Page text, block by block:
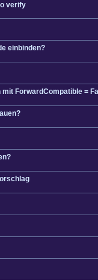
verify
einbinden?
ForwardCompatible =